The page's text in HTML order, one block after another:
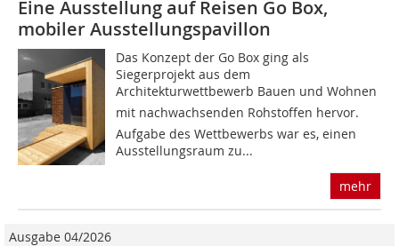
Eine Ausstellung auf Reisen Go Box,
mobiler Ausstellungspavillon
Das Konzept der Go Box ging als
Siegerprojekt aus dem
Architekturwettbewerb Bauen und Wohnen
mit nachwachsenden Rohstoffen hervor.
Aufgabe des Wettbewerbs war es, einen
Ausstellungsraum zu...
mehr
Ausgabe 04/2026